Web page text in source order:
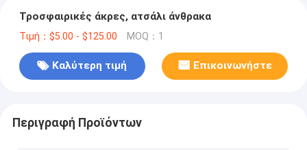
Τροσφαιρικές άκρες, ατσάλι άνθρακα
Τιμή：$5.00 - $125.00 MOQ：1
Καλύτερη τιμή Επικοινωνήστε
Περιγραφή Προϊόντων